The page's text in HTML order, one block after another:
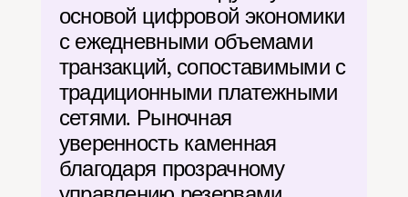
основой цифровой экономики
с ежедневными объемами
транзакций, сопоставимыми с
традиционными платежными
сетями. Рыночная
уверенность каменная
благодаря прозрачному